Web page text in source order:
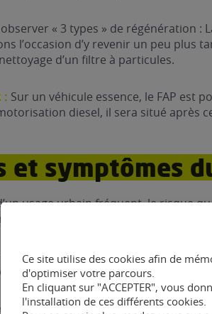
« 3 types » de régénération :
l’occasion d’y revenir un peu plus
d’un filtre à particules.
: Sur un véhicule essence, le FAP est
diesel, il sera situé après
et symptômes
usage urbain fréquent, le risque
trajets urbains, la température du
filtre à particules. Le FAP peut alors
d’un FAP encrassépeuvent se
Ce site utilise des cookies afin de
d'optimiser votre parcours.
En cliquant sur "ACCEPTER", vous
l'installation de ces différents cookies.